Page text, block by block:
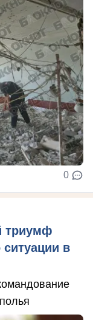
0
триумф
в